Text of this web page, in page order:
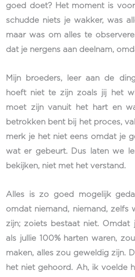
goed doet? Het moment is
schudde niets je wakker, was
maar was om alles te
dat je nergens aan deelnam,
Mijn broeders, leer aan de
hoeft niet te zijn zoals jij het
moet zijn vanuit het hart en
betrokken bent bij het proces,
merk je het niet eens omdat je
wat er gebeurt. Dus laten we
bekijken, niet met het verstand.
Alles is zo goed mogelijk
omdat niemand, niemand, zelfs
zijn; zoiets bestaat niet. Omdat
als jullie 100% harten waren,
maken, alles zou geweldig zijn.
het niet gehoord. Ah, ik voelde